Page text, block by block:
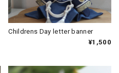
Childrens Day letter banner
¥1,500